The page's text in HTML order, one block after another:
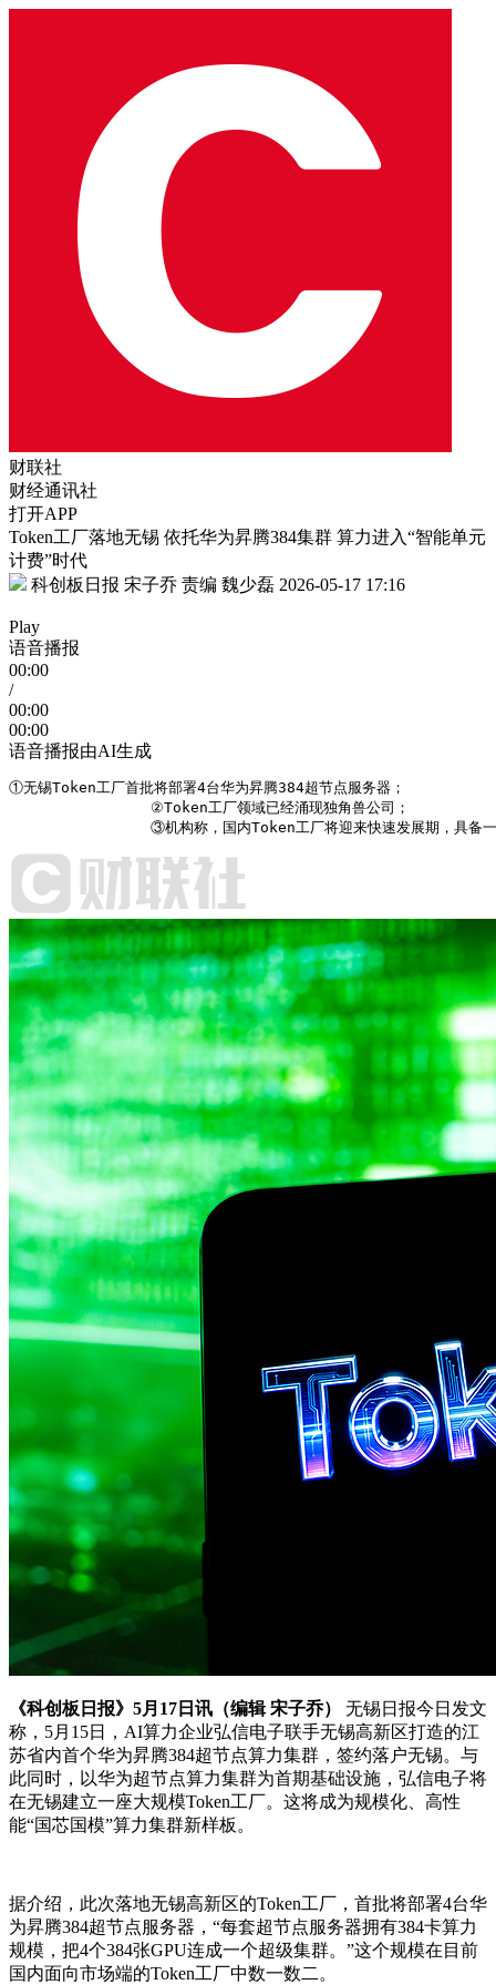
财联社
财经通讯社
打开APP
Token工厂落地无锡 依托华为昇腾384集群 算力进入“智能单元
计费”时代
科创板日报 宋子乔 责编 魏少磊 2026-05-17 17:16
Play
语音播报
00:00
/
00:00
00:00
语音播报由AI生成
①无锡Token工厂首批将部署4台华为昇腾384超节点服务器；
                ②Token工厂领域已经涌现独角兽公司；
③机构称，国内Token工厂将迎来快速发展期，具备一
《科创板日报》5月17日讯（编辑 宋子乔）
无锡日报今日发文
称，5月15日，AI算力企业弘信电子联手无锡高新区打造的江
苏省内首个华为昇腾384超节点算力集群，签约落户无锡。与
此同时，以华为超节点算力集群为首期基础设施，弘信电子将
在无锡建立一座大规模Token工厂。这将成为规模化、高性
能“国芯国模”算力集群新样板。
据介绍，此次落地无锡高新区的Token工厂，首批将部署4台华
为昇腾384超节点服务器，“每套超节点服务器拥有384卡算力
规模，把4个384张GPU连成一个超级集群。”这个规模在目前
国内面向市场端的Token工厂中数一数二。